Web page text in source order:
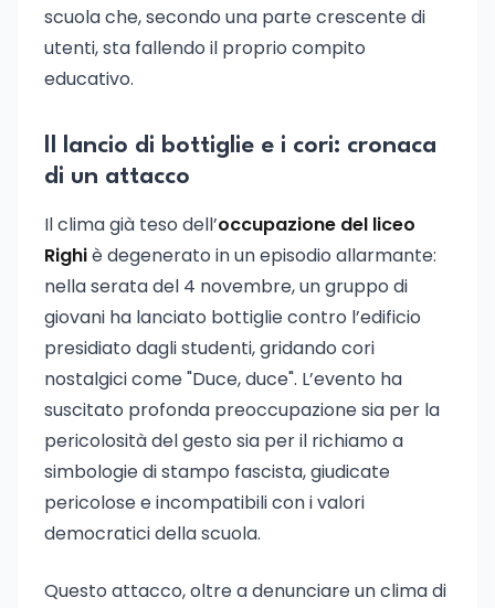
scuola che, secondo una parte crescente di
utenti, sta fallendo il proprio compito
educativo.
Il lancio di bottiglie e i cori: cronaca
di un attacco
Il clima già teso dell’occupazione del liceo
Righiè degenerato in un episodio allarmante:
nella serata del 4 novembre, un gruppo di
giovani ha lanciato bottiglie contro l’edificio
presidiato dagli studenti, gridando cori
nostalgici come "Duce, duce". L’evento ha
suscitato profonda preoccupazione sia per la
pericolosità del gesto sia per il richiamo a
simbologie di stampo fascista, giudicate
pericolose e incompatibili con i valori
democratici della scuola.
Questo attacco, oltre a denunciare un clima di